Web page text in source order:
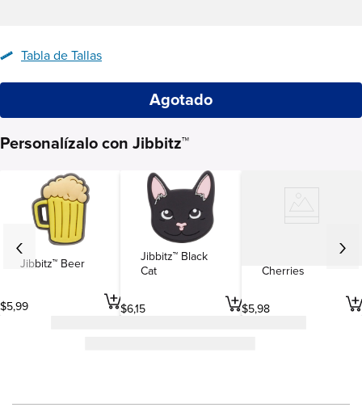
Tabla de Tallas
Agotado
Personalízalo con Jibbitz™
Jibbitz™ Beer
$5,99
Jibbitz™ Black
Cat
$6,15
Cherries
$5,98